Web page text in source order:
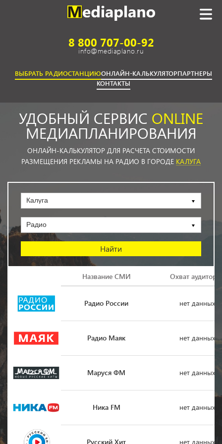
8 800 707-00-92
info@mediaplano.ru
УДОБНЫЙ СЕРВИС ONLINE
МЕДИАПЛАНИРОВАНИЯ
ОНЛАЙН-КАЛЬКУЛЯТОР ДЛЯ РАСЧЕТА СТОИМОСТИ
РАЗМЕЩЕНИЯ РЕКЛАМЫ НА РАДИО В ГОРОДЕ КАЛУГА
Калуга
Радио
Название СМИ Охват
Радио России нет данных
Радио Маяк нет данных
Маруся ФМ нет данных
Ника FM нет данных
Русский Хит нет данных
ВЫБРАТЬ РАДИОСТАНЦИЮОНЛАЙН-КАЛЬКУЛЯТОРПАРТНЕРЫ
КОНТАКТЫ